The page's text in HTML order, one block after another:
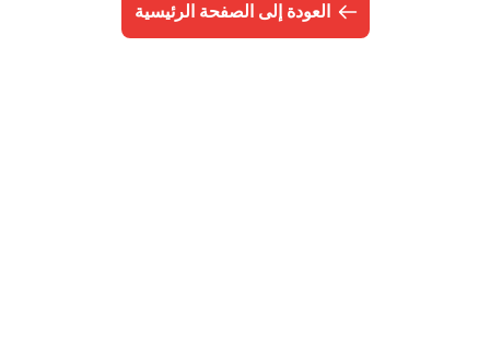
العودة إلى الصفحة الرئيسية